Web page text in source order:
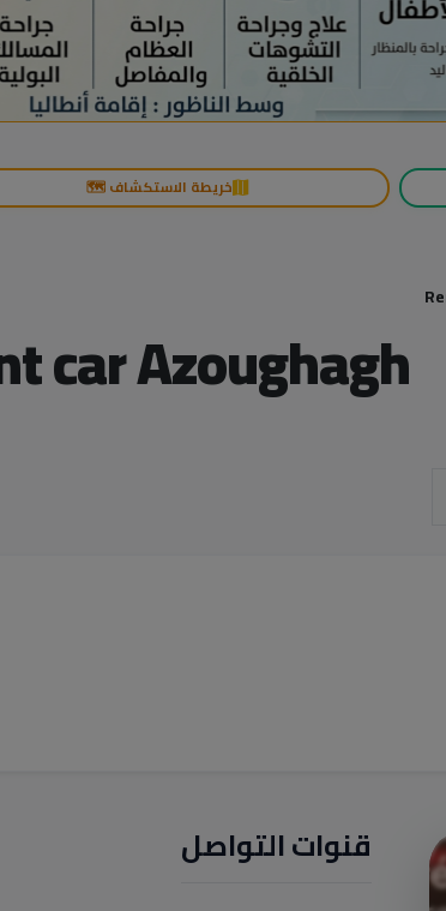
خريطة الاستكشاف 🗺️
car Azoughagh
قنوات التواصل